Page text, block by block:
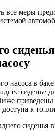
все меры
насоса в
сиденье
к
сиденья